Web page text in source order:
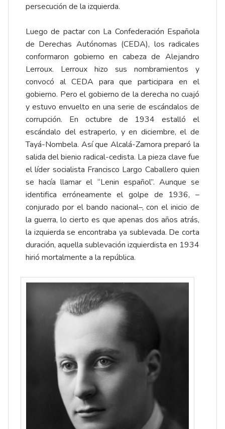
persecución de la izquierda.
Luego de pactar con La Confederación Española
de Derechas Autónomas (CEDA), los radicales
conformaron gobierno en cabeza de Alejandro
Lerroux. Lerroux hizo sus nombramientos y
convocó al CEDA para que participara en el
gobierno. Pero el gobierno de la derecha no cuajó
y estuvo envuelto en una serie de escándalos de
corrupción. En octubre de 1934 estalló el
escándalo del estraperlo, y en diciembre, el de
Tayá-Nombela. Así que Alcalá-Zamora preparó la
salida del bienio radical-cedista. La pieza clave fue
el líder socialista Francisco Largo Caballero quien
se hacía llamar el “Lenin español”. Aunque se
identifica erróneamente el golpe de 1936, –
conjurado por el bando nacional–, con el inicio de
la guerra, lo cierto es que apenas dos años atrás,
la izquierda se encontraba ya sublevada. De corta
duración, aquella sublevación izquierdista en 1934
hirió mortalmente a la república.